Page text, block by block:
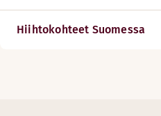
Hiihtokohteet Suomessa